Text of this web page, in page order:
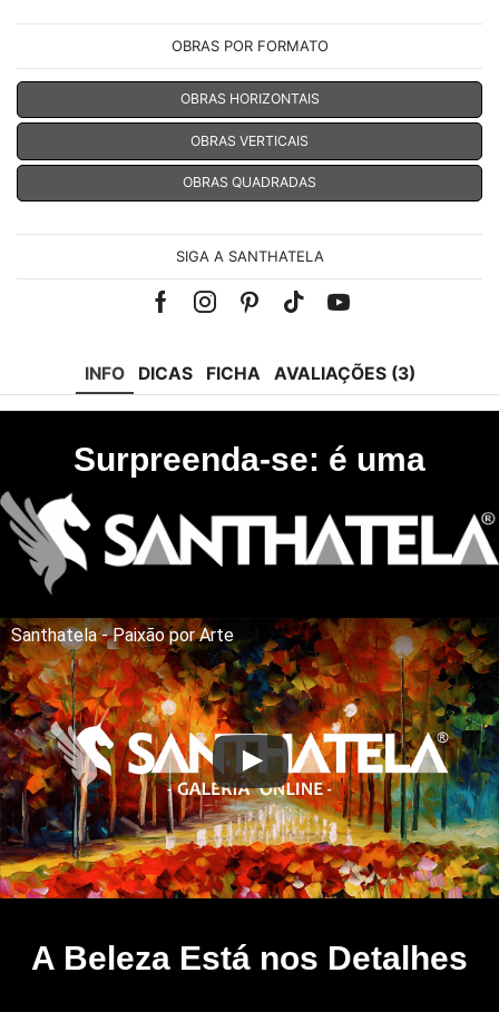
OBRAS POR FORMATO
OBRAS HORIZONTAIS
OBRAS VERTICAIS
OBRAS QUADRADAS
SIGA A SANTHATELA
FacebookInstagramPinterest
Tik-Youtube
INFO DICAS FICHA AVALIAÇÕES (3)
Surpreenda-se: é uma
Santhatela - Paixão por Arte
A Beleza Está nos Detalhes